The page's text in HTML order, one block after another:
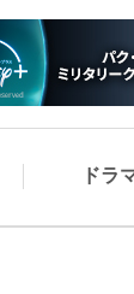
ドラ